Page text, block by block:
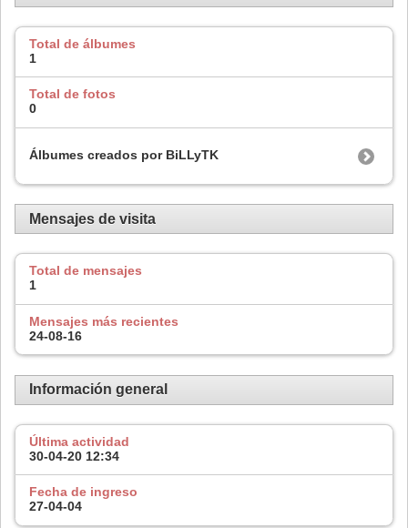
Total de álbumes
1
Total de fotos
0
Álbumes creados por BiLLyTK
Mensajes de visita
Total de mensajes
1
Mensajes más recientes
24-08-16
Información general
Última actividad
30-04-20 12:34
Fecha de ingreso
27-04-04